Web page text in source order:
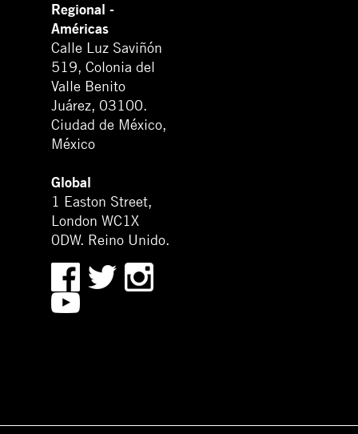
Regional -
Américas
Calle Luz Saviñón
519, Colonia del
Valle Benito
Juárez, 03100.
Ciudad de México,
México
Global
1 Easton Street,
London WC1X
0DW. Reino Unido.